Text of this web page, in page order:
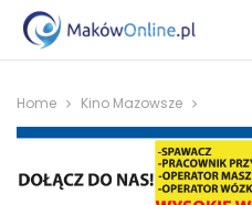
Home Kino Mazowsze